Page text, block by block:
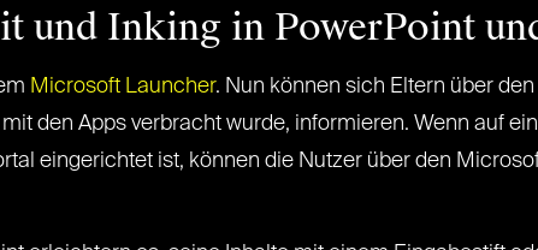
und Inking in PowerPoint
Microsoft Launcher. Nun können sich Eltern über
den Apps verbracht wurde, informieren. Wenn auf
eingerichtet ist, können die Nutzer über den